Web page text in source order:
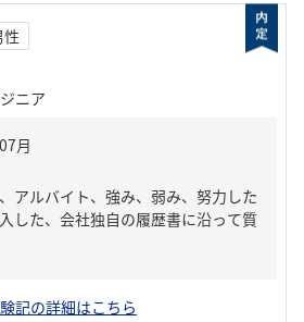
性
ニア
アルバイト、強み、弱み、努力した
した、会社独自の履歴書に沿って質
記の詳細はこちら